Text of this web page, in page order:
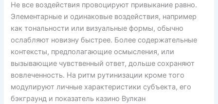
Не все воздействия провоцируют привыкание равно.
Элементарные и одинаковые воздействия, например
как тональности или визуальные формы, обычно
ослабляют новизну быстрее. Более содержательные
контексты, предполагающие осмысления, или
вызывающие чувственный ответ, дольше сохраняют
вовлеченность. На ритм рутинизации кроме того
модулируют личные характеристики субъекта, его
бэкграунд и показатель казино Вулкан